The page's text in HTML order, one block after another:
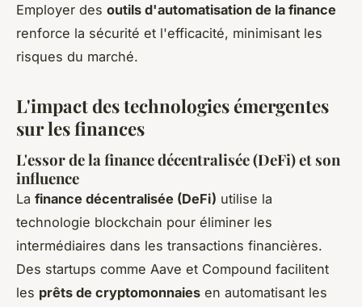
Employer des outils d'automatisation de la finance
renforce la sécurité et l'efficacité, minimisant les
risques du marché.
L'impact des technologies émergentes
sur les finances
L'essor de la finance décentralisée (DeFi) et son
influence
La finance décentralisée (DeFi) utilise la
technologie blockchain pour éliminer les
intermédiaires dans les transactions financières.
Des startups comme Aave et Compound facilitent
les prêts de cryptomonnaies en automatisant les